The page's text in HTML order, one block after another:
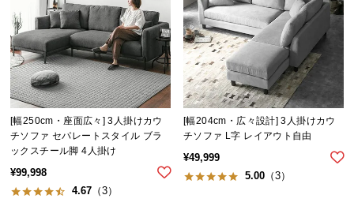
[幅250cm・座面広々] 3人掛けカウ
チソファ セパレートスタイル ブラ
ックスチール脚 4人掛け
¥99,998
4.67 （3）
[幅204cm・広々設計] 3人掛けカウ
チソファ L字 レイアウト自由
¥49,999
5.00 （3）